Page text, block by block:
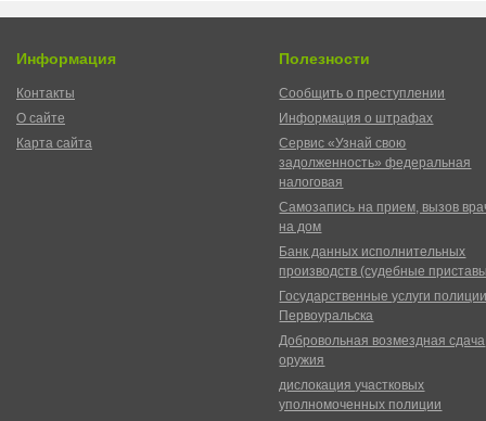
Информация
Контакты
О сайте
Карта сайта
Полезности
Сообщить о преступлении
Информация о штрафах
Сервис «Узнай свою
задолженность» федеральная
налоговая
Самозапись на прием, вызов
на дом
Банк данных исполнительных
производств (судебные
Государственные услуги
Первоуральска
Добровольная возмездная сдача
оружия
дислокация участковых
уполномоченных полиции